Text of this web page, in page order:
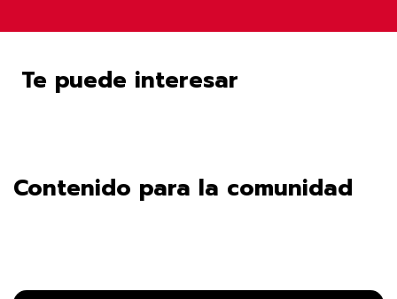
Te puede interesar
Contenido para la comunidad